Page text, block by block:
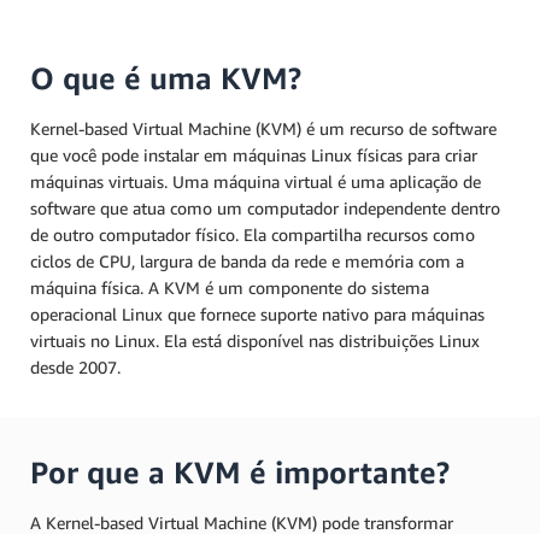
O que é uma KVM?
Kernel-based Virtual Machine (KVM) é um recurso de software
que você pode instalar em máquinas Linux físicas para criar
máquinas virtuais. Uma máquina virtual é uma aplicação de
software que atua como um computador independente dentro
de outro computador físico. Ela compartilha recursos como
ciclos de CPU, largura de banda da rede e memória com a
máquina física. A KVM é um componente do sistema
operacional Linux que fornece suporte nativo para máquinas
virtuais no Linux. Ela está disponível nas distribuições Linux
desde 2007.
Por que a KVM é importante?
A Kernel-based Virtual Machine (KVM) pode transformar